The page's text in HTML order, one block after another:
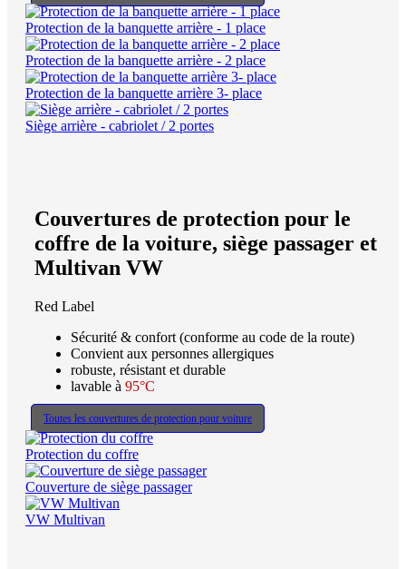
Protection de la banquette arrière - 1 place
Protection de la banquette arrière - 2 place
Protection de la banquette arrière 3- place
Siège arrière - cabriolet / 2 portes
Couvertures de protection pour le
coffre de la voiture, siège passager et
Multivan VW
Red Label
Sécurité & confort (conforme au code de la route)
Convient aux personnes allergiques
robuste, résistant et durable
lavable à 95°C
Toutes les couvertures de protection pour voiture
Protection du coffre
Couverture de siège passager
VW Multivan